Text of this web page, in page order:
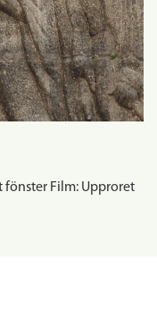
Film: Upproret